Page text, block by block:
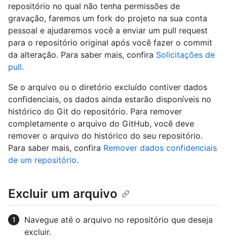
repositório no qual não tenha permissões de
gravação, faremos um fork do projeto na sua conta
pessoal e ajudaremos você a enviar um pull request
para o repositório original após você fazer o commit
da alteração. Para saber mais, confira Solicitações de
pull.
Se o arquivo ou o diretório excluído contiver dados
confidenciais, os dados ainda estarão disponíveis no
histórico do Git do repositório. Para remover
completamente o arquivo do GitHub, você deve
remover o arquivo do histórico do seu repositório.
Para saber mais, confira Remover dados confidenciais
de um repositório.
Excluir um arquivo
Navegue até o arquivo no repositório que deseja
excluir.